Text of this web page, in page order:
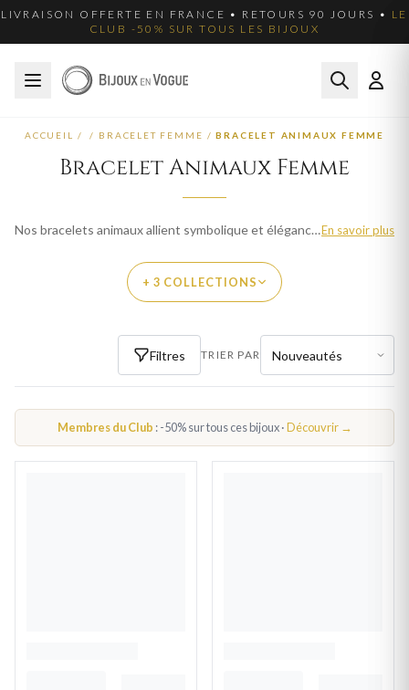
LIVRAISON OFFERTE EN FRANCE • RETOURS 90 JOURS • LE
CLUB -50% SUR TOUS LES BIJOUX
ACCUEIL / / BRACELET FEMME / BRACELET ANIMAUX FEMME
Bracelet Animaux Femme
Nos bracelets animaux allient symbolique et élégance. Papillon, coccinelle, tortue et plus. Livraison offerte en France.En savoir plus
+ 3 COLLECTIONS
PAR THÈME
BOUCLES D'OREILLES ANIMAUX FEMME
BRACELET ANIMAUX ENFANT
Filtres TRIER PAR
Membres du Club : -50% sur tous ces bijoux ·Découvrir →